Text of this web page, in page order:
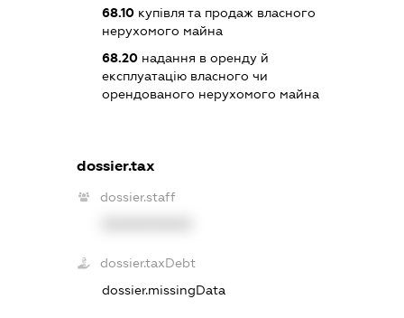
68.10 купівля та продаж власного
нерухомого майна
68.20 надання в оренду й
експлуатацію власного чи
орендованого нерухомого майна
dossier.tax
dossier.staff
dossier.taxDebt
dossier.missingData